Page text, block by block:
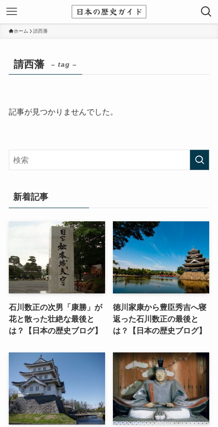
ホーム 請西藩
請西藩 – tag –
記事が見つかりませんでした。
新着記事
石川数正の次男「康勝」が
花と散った壮絶な最後と
は？【日本の歴史ブログ】
徳川家康から豊臣秀吉へ寝
返った石川数正の最後と
は？【日本の歴史ブログ】